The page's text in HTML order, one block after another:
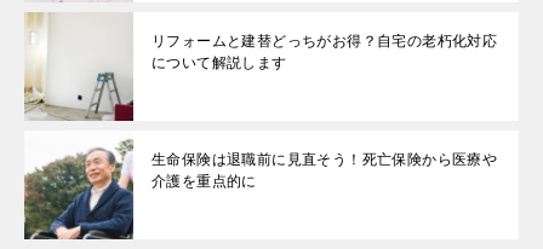
リフォームと建替どっちがお得？自宅の老朽化対応
について解説します
生命保険は退職前に見直そう！死亡保険から医療や
介護を重点的に